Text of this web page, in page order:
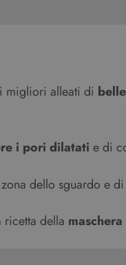
migliori alleati di
i pori dilatati e di
dello sguardo e
della